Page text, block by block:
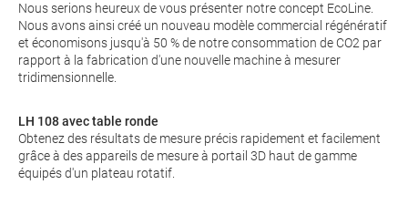
Nous serions heureux de vous présenter notre concept EcoLine.
Nous avons ainsi créé un nouveau modèle commercial régénératif
et économisons jusqu'à 50 % de notre consommation de CO2 par
rapport à la fabrication d'une nouvelle machine à mesurer
tridimensionnelle.
LH 108 avec table ronde
Obtenez des résultats de mesure précis rapidement et facilement
grâce à des appareils de mesure à portail 3D haut de gamme
équipés d'un plateau rotatif.